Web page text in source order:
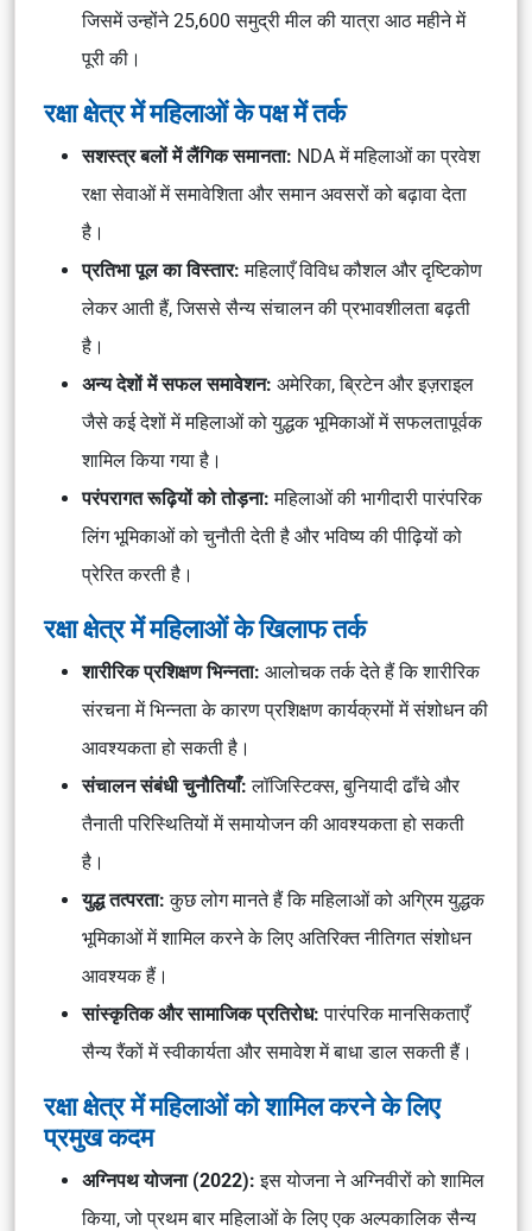
जिसमें उन्होंने 25,600 समुद्री मील की यात्रा आठ महीने में
पूरी की।
रक्षा क्षेत्र में महिलाओं के पक्ष में तर्क
सशस्त्र बलों में लैंगिक समानता: NDA में महिलाओं का प्रवेश
रक्षा सेवाओं में समावेशिता और समान अवसरों को बढ़ावा देता
है।
प्रतिभा पूल का विस्तार: महिलाएँ विविध कौशल और दृष्टिकोण
लेकर आती हैं, जिससे सैन्य संचालन की प्रभावशीलता बढ़ती
है।
अन्य देशों में सफल समावेशन: अमेरिका, ब्रिटेन और इज़राइल
जैसे कई देशों में महिलाओं को युद्धक भूमिकाओं में सफलतापूर्वक
शामिल किया गया है।
परंपरागत रूढ़ियों को तोड़ना: महिलाओं की भागीदारी पारंपरिक
लिंग भूमिकाओं को चुनौती देती है और भविष्य की पीढ़ियों को
प्रेरित करती है।
रक्षा क्षेत्र में महिलाओं के खिलाफ तर्क
शारीरिक प्रशिक्षण भिन्नता: आलोचक तर्क देते हैं कि शारीरिक
संरचना में भिन्नता के कारण प्रशिक्षण कार्यक्रमों में संशोधन की
आवश्यकता हो सकती है।
संचालन संबंधी चुनौतियाँ: लॉजिस्टिक्स, बुनियादी ढाँचे और
तैनाती परिस्थितियों में समायोजन की आवश्यकता हो सकती
है।
युद्ध तत्परता: कुछ लोग मानते हैं कि महिलाओं को अग्रिम युद्धक
भूमिकाओं में शामिल करने के लिए अतिरिक्त नीतिगत संशोधन
आवश्यक हैं।
सांस्कृतिक और सामाजिक प्रतिरोध: पारंपरिक मानसिकताएँ
सैन्य रैंकों में स्वीकार्यता और समावेश में बाधा डाल सकती हैं।
रक्षा क्षेत्र में महिलाओं को शामिल करने के लिए
प्रमुख कदम
अग्निपथ योजना (2022): इस योजना ने अग्निवीरों को शामिल
किया, जो प्रथम बार महिलाओं के लिए एक अल्पकालिक सैन्य